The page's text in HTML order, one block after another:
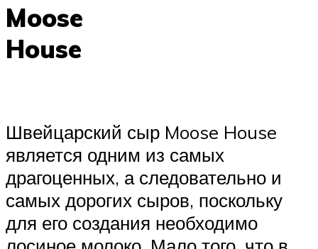
Moose
House
Швейцарский сыр Moose House
является одним из самых
драгоценных, а следовательно и
самых дорогих сыров, поскольку
для его создания необходимо